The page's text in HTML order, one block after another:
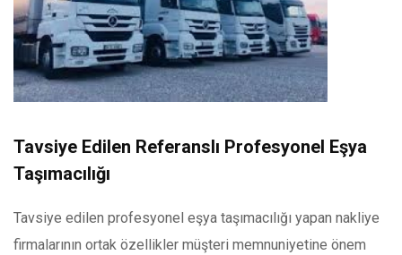
Tavsiye Edilen Referanslı Profesyonel Eşya
Taşımacılığı
Tavsiye edilen profesyonel eşya taşımacılığı yapan nakliye
firmalarının ortak özellikler müşteri memnuniyetine önem